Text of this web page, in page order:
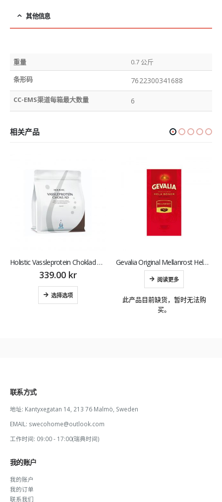
其他信息
重量
0.7 公斤
条形码
7622300341688
CC-EMS渠道每箱最大数量 6
相关产品
Holistic Vassleprotein Choklad 750 g巧克力味
339.00 kr
选择选项
Gevalia Original Mellanrost Hela Bönor 500 g 原味中烤全豆
阅读更多
此产品目前缺货，暂时无法购
买。
联系方式
地址: Kantyxegatan 14, 213 76 Malmö, Sweden
EMAIL: swecohome@outlook.com
工作时间: 09:00 - 17:00(瑞典时间)
我的账户
我的账户
我的订单
联系我们